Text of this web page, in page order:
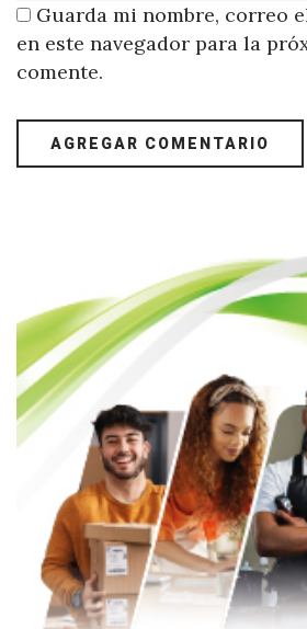
Guarda mi nombre, correo
en este navegador para la
comente.